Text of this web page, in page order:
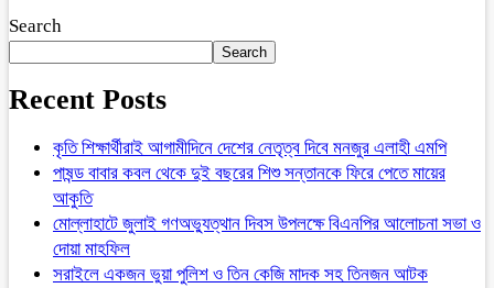
Search
Search
Recent Posts
কৃতি শিক্ষার্থীরাই আগামীদিনে দেশের নেতৃত্ব দিবে মনজুর এলাহী এমপি
পাষন্ড বাবার কবল থেকে দুই বছরের শিশু সন্তানকে ফিরে পেতে মায়ের
আকুতি
মোল্লাহাটে জুলাই গণঅভ্যুত্থান দিবস উপলক্ষে বিএনপির আলোচনা সভা ও
দোয়া মাহফিল
সরাইলে একজন ভুয়া পুলিশ ও তিন কেজি মাদক সহ তিনজন আটক